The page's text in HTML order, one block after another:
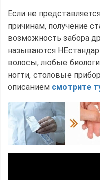
Если не
причинам, получение
возможность забора
называются
волосы, любые
ногти, столовые
описанием смотрите